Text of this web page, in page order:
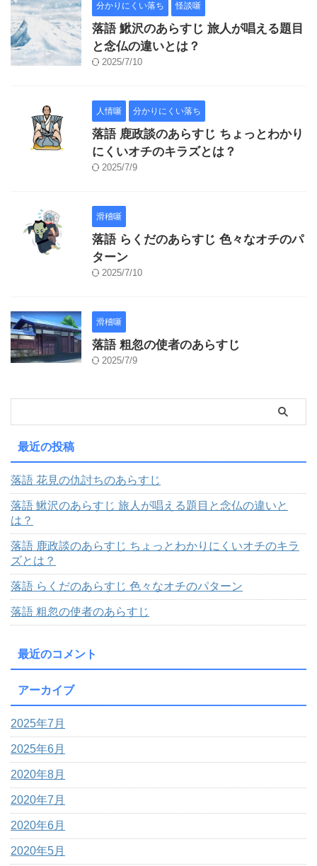
分かりにくい落ち 怪談噺
落語 鰍沢のあらすじ 旅人が唱える題目
と念仏の違いとは？
2025/7/10
人情噺 分かりにくい落ち
落語 鹿政談のあらすじ ちょっとわかり
にくいオチのキラズとは？
2025/7/9
滑稽噺
落語 らくだのあらすじ 色々なオチのパ
ターン
2025/7/10
滑稽噺
落語 粗忽の使者のあらすじ
2025/7/9
最近の投稿
落語 花見の仇討ちのあらすじ
落語 鰍沢のあらすじ 旅人が唱える題目と念仏の違いと
は？
落語 鹿政談のあらすじ ちょっとわかりにくいオチのキラ
ズとは？
落語 らくだのあらすじ 色々なオチのパターン
落語 粗忽の使者のあらすじ
最近のコメント
アーカイブ
2025年7月
2025年6月
2020年8月
2020年7月
2020年6月
2020年5月